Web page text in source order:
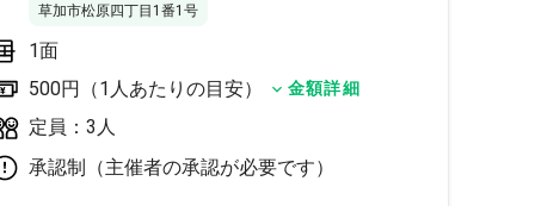
草加市松原四丁目1番1号
1面
500円（1人あたりの目安）
金額詳細
定員：3人
承認制（主催者の承認が必要です）